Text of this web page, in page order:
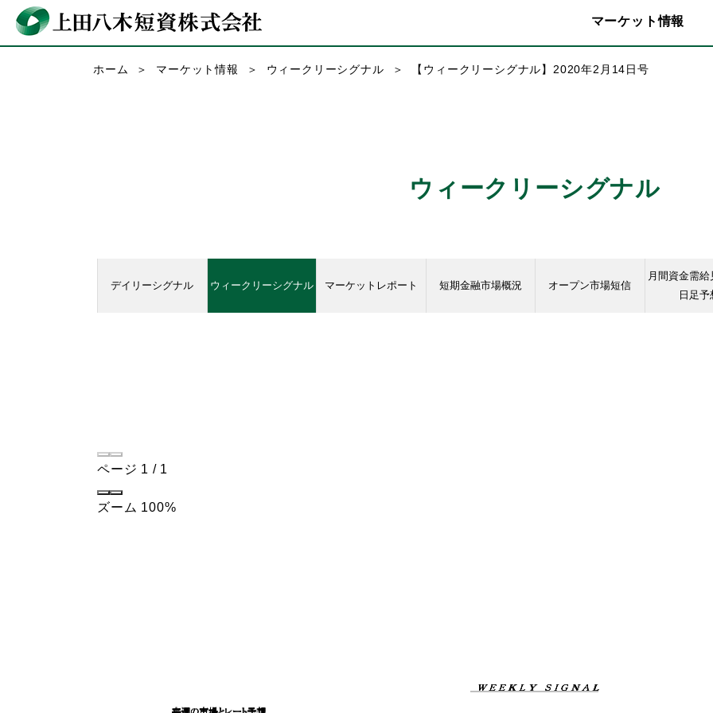
マーケット情報
ホーム マーケット情報 ウィークリーシグナル 【ウィークリーシグナル】2020年2月14日号
ウィークリーシグナル
デイリーシグナル ウィークリーシグナル マーケットレポート 短期金融市場概況 オープン市場短信
月間資金需給
日足予
ページ 1 / 1
ズーム 100%